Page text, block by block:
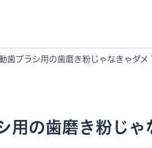
歯ブラシ用の歯磨き粉じゃなきゃダメ
用の歯磨き粉じ